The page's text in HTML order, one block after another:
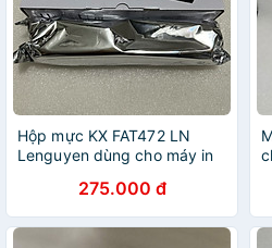
Hộp mực KX FAT472 LN
Lenguyen dùng cho máy in
2130, 2170 - hàng chính
hãng
275.000 đ